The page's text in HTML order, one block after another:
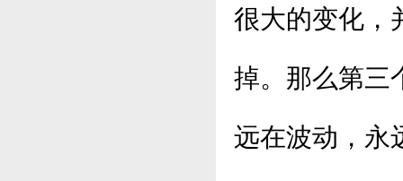
很大的变化，
掉。那么第三
远在波动，永